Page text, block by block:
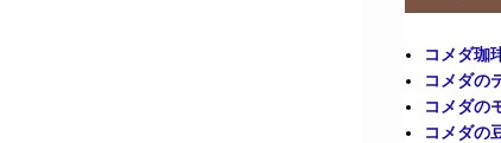
コメダ珈
コメダの
コメダの
コメダの